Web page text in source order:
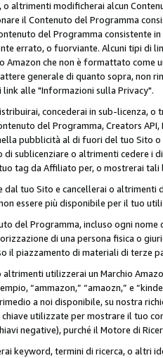
o altrimenti modificherai alcun
il Contenuto del Programma
del Programma consistente
errato, o fuorviante. Alcuni tipi di
Amazon che non è formattato
generale di quanto sopra, non
alle "Informazioni sulla Privacy".
concederai in sub-licenza,
del Programma, Creators
pubblicità al di fuori del tuo Sito
di sublicenziare o altrimenti cedere i
tag da Affiliato per, o mostrerai tali
dal tuo Sito e cancellerai o
essere più disponibile per il tuo
del Programma, incluso ogni
di una persona fisica o
il piazzamento di materiali di terze
altrimenti utilizzerai un Marchio
“ammazon,” “amaozn,” e
a noi disponibile, su nostra
utilizzate per mostrare il tuo
negative), purché il Motore di
keyword, termini di ricerca, o altri